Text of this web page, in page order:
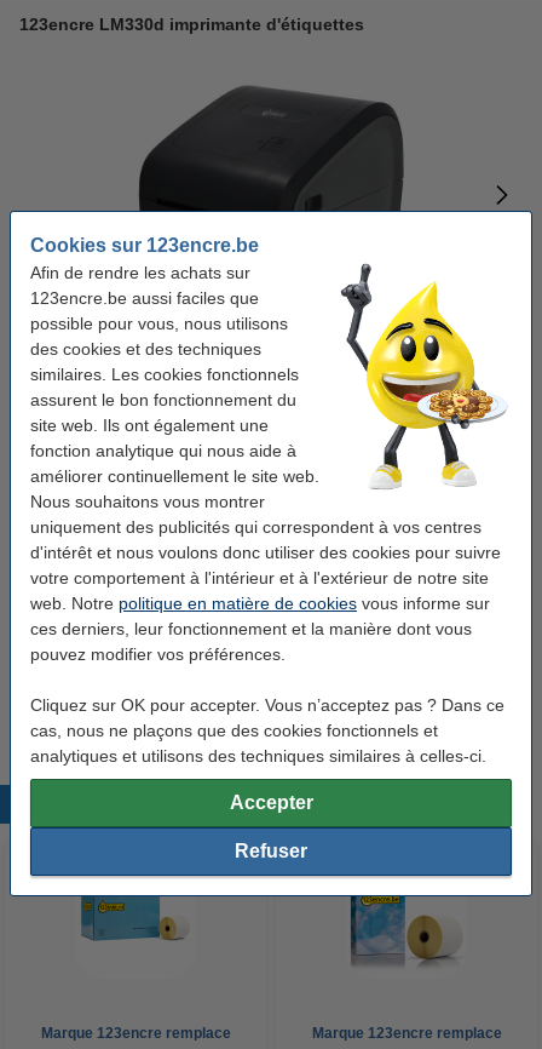
Cookies sur 123encre.be
Afin de rendre les achats sur
123encre.be aussi faciles que
possible pour vous, nous utilisons
des cookies et des techniques
similaires. Les cookies fonctionnels
assurent le bon fonctionnement du
site web. Ils ont également une
fonction analytique qui nous aide à
améliorer continuellement le site web.
Nous souhaitons vous montrer
uniquement des publicités qui correspondent à vos centres
d'intérêt et nous voulons donc utiliser des cookies pour suivre
votre comportement à l'intérieur et à l'extérieur de notre site
web. Notre politique en matière de cookies vous informe sur
ces derniers, leur fonctionnement et la manière dont vous
pouvez modifier vos préférences.
Cliquez sur OK pour accepter. Vous n’acceptez pas ? Dans ce
cas, nous ne plaçons que des cookies fonctionnels et
analytiques et utilisons des techniques similaires à celles-ci.
Accepter
Refuser
123encre LM330d imprimante d'étiquettes
1
Marque: 123encre Technologie d'impression:
thermique directe
Type: imprimante d'étiquettes
Convient à: PostNL, FedEx, UPS, DPD, GLS et DHL
Voir les spécifications et la description
En stock
Livré lundi
92,50 € Commander
Téléchargements
Produits populaires
Marque 123encre remplace
Marque 123encre remplace